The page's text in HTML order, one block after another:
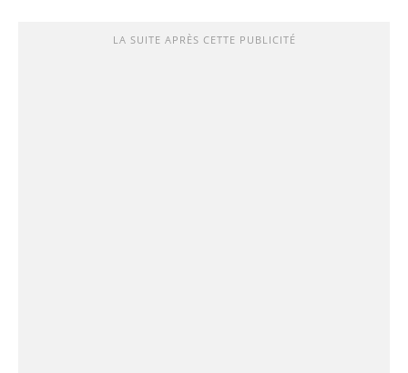
LA SUITE APRÈS CETTE PUBLICITÉ